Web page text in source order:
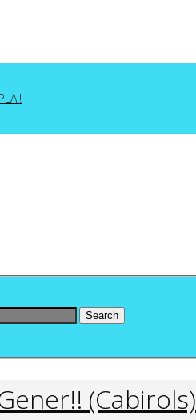
Search
(Cabirols)